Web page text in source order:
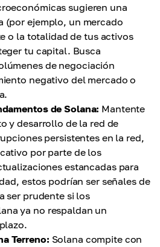
sugieren una
(por ejemplo, un mercado
o la totalidad de tus activos
tu capital. Busca
de negociación
negativo del mercado o
de Solana: Mantente
y desarrollo de la red de
persistentes en la red,
por parte de los
estancadas para
estos podrían ser señales de
ser prudente si los
ya no respaldan un
Terreno: Solana compite con